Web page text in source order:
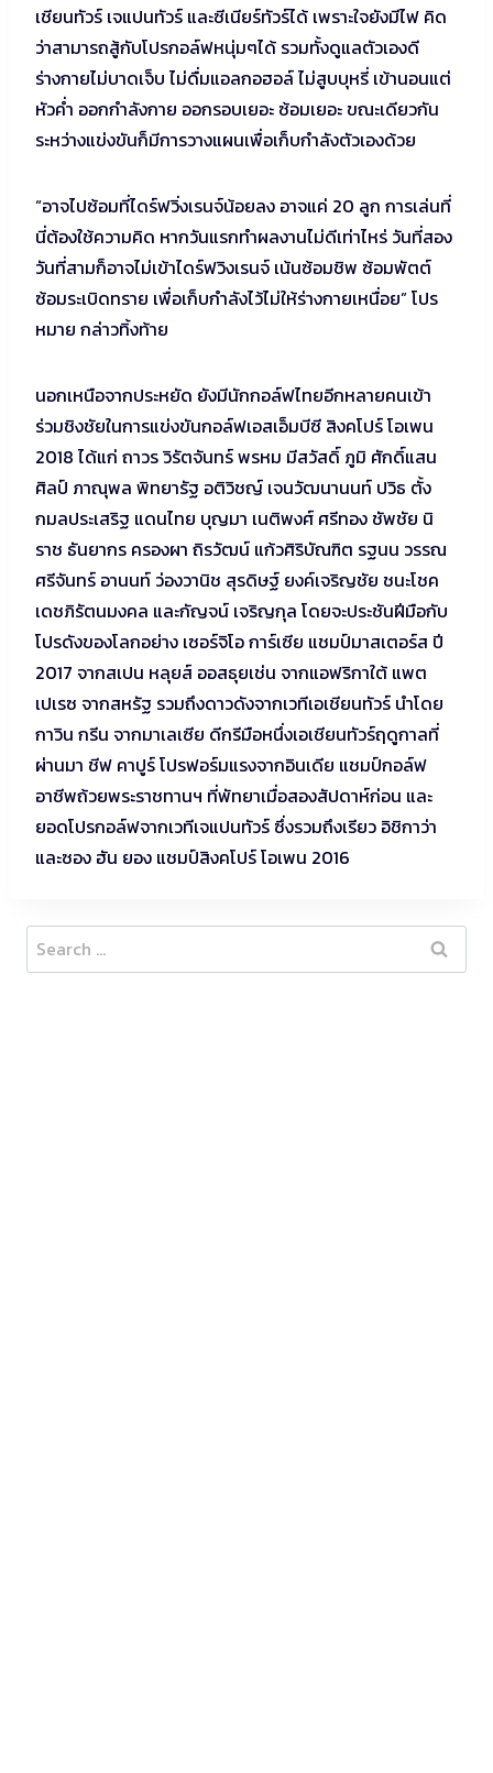
เชียนทัวร์ เจแปนทัวร์ และซีเนียร์ทัวร์ได้ เพราะใจยังมีไฟ คิด
ว่าสามารถสู้กับโปรกอล์ฟหนุ่มๆได้ รวมทั้งดูแลตัวเองดี
ร่างกายไม่บาดเจ็บ ไม่ดื่มแอลกอฮอล์ ไม่สูบบุหรี่ เข้านอนแต่
หัวค่ำ ออกกำลังกาย ออกรอบเยอะ ซ้อมเยอะ ขณะเดียวกัน
ระหว่างแข่งขันก็มีการวางแผนเพื่อเก็บกำลังตัวเองด้วย
“อาจไปซ้อมที่ไดร์ฟวิ่งเรนจ์น้อยลง อาจแค่ 20 ลูก การเล่นที่
นี่ต้องใช้ความคิด หากวันแรกทำผลงานไม่ดีเท่าไหร่ วันที่สอง
วันที่สามก็อาจไม่เข้าไดร์ฟวิงเรนจ์ เน้นซ้อมชิพ ซ้อมพัตต์
ซ้อมระเบิดทราย เพื่อเก็บกำลังไว้ไม่ให้ร่างกายเหนื่อย” โปร
หมาย กล่าวทิ้งท้าย
นอกเหนือจากประหยัด ยังมีนักกอล์ฟไทยอีกหลายคนเข้า
ร่วมชิงชัยในการแข่งขันกอล์ฟเอสเอ็มบีซี สิงคโปร์ โอเพน
2018 ได้แก่ ถาวร วิรัตจันทร์ พรหม มีสวัสดิ์ ภูมิ ศักดิ์แสน
ศิลป์ ภาณุพล พิทยารัฐ อติวิชญ์ เจนวัฒนานนท์ ปวิธ ตั้ง
กมลประเสริฐ แดนไทย บุญมา เนติพงศ์ ศรีทอง ชัพชัย นิ
ราช ธันยากร ครองผา ถิรวัฒน์ แก้วศิริบัณฑิต รฐนน วรรณ
ศรีจันทร์ อานนท์ ว่องวานิช สุรดิษฐ์ ยงค์เจริญชัย ชนะโชค
เดชภิรัตนมงคล และกัญจน์ เจริญกุล โดยจะประชันฝีมือกับ
โปรดังของโลกอย่าง เซอร์จิโอ การ์เซีย แชมป์มาสเตอร์ส ปี
2017 จากสเปน หลุยส์ ออสธุยเช่น จากแอฟริกาใต้ แพต
เปเรซ จากสหรัฐ รวมถึงดาวดังจากเวทีเอเชียนทัวร์ นำโดย
กาวิน กรีน จากมาเลเซีย ดีกรีมือหนึ่งเอเชียนทัวร์ฤดูกาลที่
ผ่านมา ชีฟ คาปูร์ โปรฟอร์มแรงจากอินเดีย แชมป์กอล์ฟ
อาชีพถ้วยพระราชทานฯ ที่พัทยาเมื่อสองสัปดาห์ก่อน และ
ยอดโปรกอล์ฟจากเวทีเจแปนทัวร์ ซึ่งรวมถึงเรียว อิชิกาว่า
และซอง ฮัน ยอง แชมป์สิงคโปร์ โอเพน 2016
Search
for: